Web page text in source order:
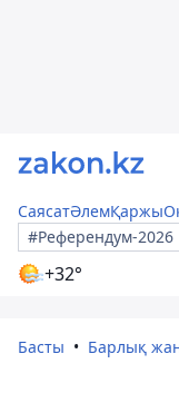
СаясатӘлемҚаржы
#Референдум-2026
+32°
Басты Барлық